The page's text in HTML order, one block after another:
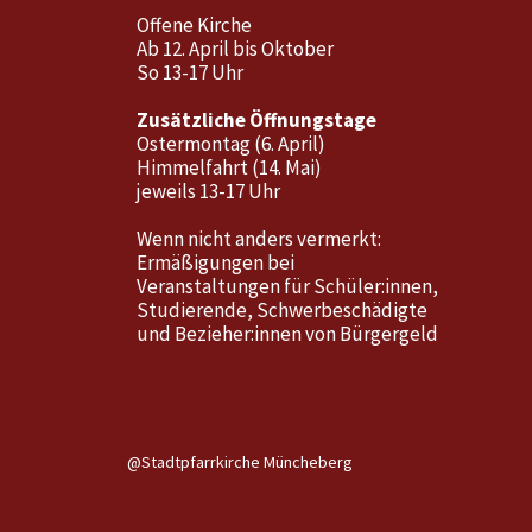
Offene Kirche
Ab 12. April bis Oktober
So 13-17 Uhr
Zusätzliche Öffnungstage
Ostermontag (6. April)
Himmelfahrt (14. Mai)
jeweils 13-17 Uhr
Wenn nicht anders vermerkt:
Ermäßigungen bei
Veranstaltungen für Schüler:innen,
Studierende, Schwerbeschädigte
und Bezieher:innen von Bürgergeld
@Stadtpfarrkirche Müncheberg